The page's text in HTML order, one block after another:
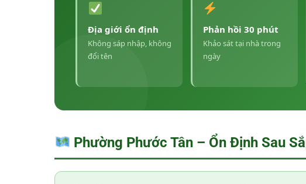
Địa giới ổn định
Không sáp nhập, không
đổi tên
Phản hồi 30 phút
Khảo sát tại nhà trong
ngày
Phường Phước Tân – Ổn Định Sau